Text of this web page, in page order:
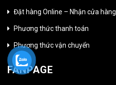
Đặt hàng Online – Nhận cửa hàng
Phương thức thanh toán
Phương thức vận chuyển
FANPAGE